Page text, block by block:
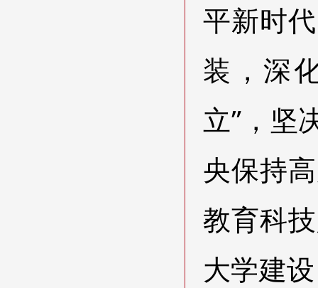
平新时
装，深
立”，坚
央保持
教育科
大学建